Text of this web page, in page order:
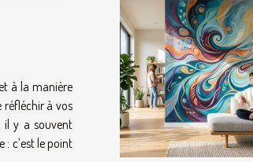
à la manière
réfléchir à vos
il y a souvent
c’est le point